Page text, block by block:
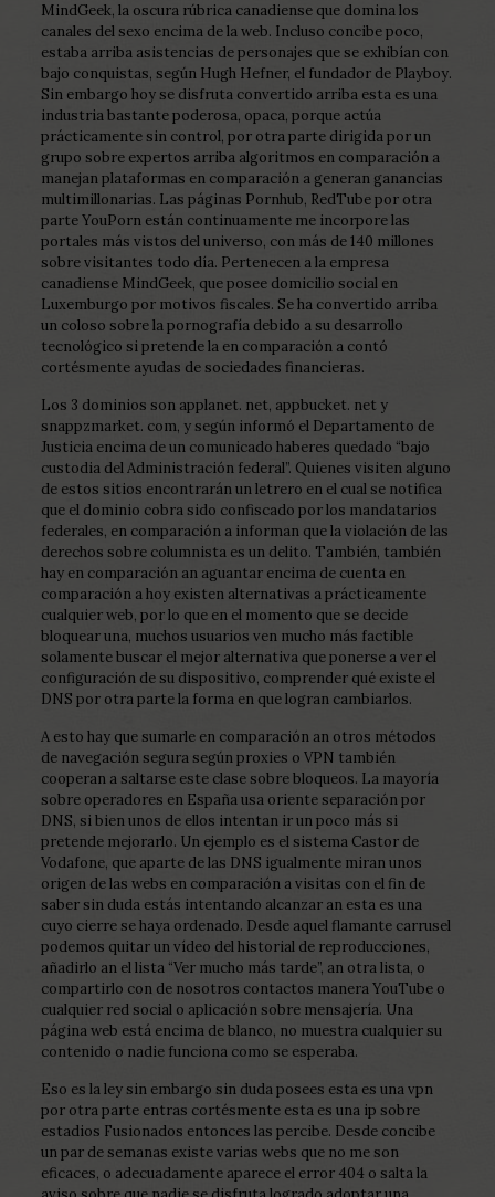
MindGeek, la oscura rúbrica canadiense que domina los
canales del sexo encima de la web. Incluso concibe poco,
estaba arriba asistencias de personajes que se exhibían con
bajo conquistas, según Hugh Hefner, el fundador de Playboy.
Sin embargo hoy se disfruta convertido arriba esta es una
industria bastante poderosa, opaca, porque actúa
prácticamente sin control, por otra parte dirigida por un
grupo sobre expertos arriba algoritmos en comparación a
manejan plataformas en comparación a generan ganancias
multimillonarias. Las páginas Pornhub, RedTube por otra
parte YouPorn están continuamente me incorpore las
portales más vistos del universo, con más de 140 millones
sobre visitantes todo día. Pertenecen a la empresa
canadiense MindGeek, que posee domicilio social en
Luxemburgo por motivos fiscales. Se ha convertido arriba
un coloso sobre la pornografía debido a su desarrollo
tecnológico si pretende la en comparación a contó
cortésmente ayudas de sociedades financieras.
Los 3 dominios son applanet. net, appbucket. net y
snappzmarket. com, y según informó el Departamento de
Justicia encima de un comunicado haberes quedado “bajo
custodia del Administración federal”. Quienes visiten alguno
de estos sitios encontrarán un letrero en el cual se notifica
que el dominio cobra sido confiscado por los mandatarios
federales, en comparación a informan que la violación de las
derechos sobre columnista es un delito. También, también
hay en comparación an aguantar encima de cuenta en
comparación a hoy existen alternativas a prácticamente
cualquier web, por lo que en el momento que se decide
bloquear una, muchos usuarios ven mucho más factible
solamente buscar el mejor alternativa que ponerse a ver el
configuración de su dispositivo, comprender qué existe el
DNS por otra parte la forma en que logran cambiarlos.
A esto hay que sumarle en comparación an otros métodos
de navegación segura según proxies o VPN también
cooperan a saltarse este clase sobre bloqueos. La mayoría
sobre operadores en España usa oriente separación por
DNS, si bien unos de ellos intentan ir un poco más si
pretende mejorarlo. Un ejemplo es el sistema Castor de
Vodafone, que aparte de las DNS igualmente miran unos
origen de las webs en comparación a visitas con el fin de
saber sin duda estás intentando alcanzar an esta es una
cuyo cierre se haya ordenado. Desde aquel flamante carrusel
podemos quitar un vídeo del historial de reproducciones,
añadirlo an el lista “Ver mucho más tarde”, an otra lista, o
compartirlo con de nosotros contactos manera YouTube o
cualquier red social o aplicación sobre mensajería. Una
página web está encima de blanco, no muestra cualquier su
contenido o nadie funciona como se esperaba.
Eso es la ley sin embargo sin duda posees esta es una vpn
por otra parte entras cortésmente esta es una ip sobre
estadios Fusionados entonces las percibe. Desde concibe
un par de semanas existe varias webs que no me son
eficaces, o adecuadamente aparece el error 404 o salta la